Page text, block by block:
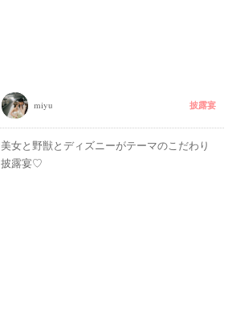
miyu 披露宴
美女と野獣とディズニーがテーマのこだわり
披露宴♡